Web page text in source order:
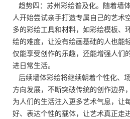
趋势四：苏州彩绘普及化。随着墙
人开始尝试亲手打造专属自己的艺术
多的彩绘工具和材料，如彩绘模板、
绘的难度，让没有绘画基础的人也能
仅能享受创作的乐趣，还能增强人们
进日常生活。
后续墙体彩绘将继续朝着个性化、
方向发展，不断突破传统的创作边界
为人们的生活注入更多艺术气息，让
好、表达个性的载体，让艺术真正走